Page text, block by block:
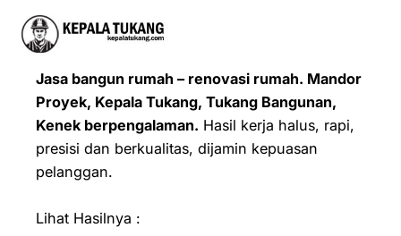
Jasa bangun rumah – renovasi rumah. Mandor
Proyek, Kepala Tukang, Tukang Bangunan,
Kenek berpengalaman. Hasil kerja halus, rapi,
presisi dan berkualitas, dijamin kepuasan
pelanggan.
Lihat Hasilnya :